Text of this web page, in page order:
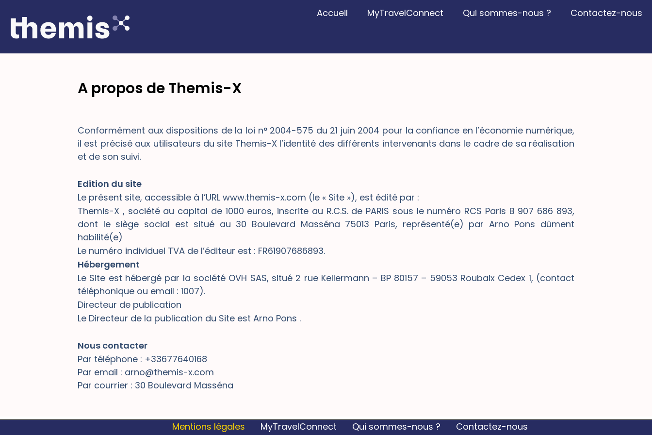
contenu
Accueil MyTravelConnect Qui sommes-nous ? Contactez-nous
A propos de Themis-X
Conformément aux dispositions de la loi n° 2004-575 du 21 juin 2004 pour la confiance en l’économie numérique,
il est précisé aux utilisateurs du site Themis-X l’identité des différents intervenants dans le cadre de sa réalisation
et de son suivi.
Edition du site
Le présent site, accessible à l’URL www.themis-x.com (le « Site »), est édité par :
Themis-X , société au capital de 1000 euros, inscrite au R.C.S. de PARIS sous le numéro RCS Paris B 907 686 893,
dont le siège social est situé au 30 Boulevard Masséna 75013 Paris, représenté(e) par Arno Pons dûment
habilité(e)
Le numéro individuel TVA de l’éditeur est : FR61907686893.
Hébergement
Le Site est hébergé par la société OVH SAS, situé 2 rue Kellermann – BP 80157 – 59053 Roubaix Cedex 1, (contact
téléphonique ou email : 1007).
Directeur de publication
Le Directeur de la publication du Site est Arno Pons .
Nous contacter
Par téléphone : +33677640168
Par email : arno@themis-x.com
Par courrier : 30 Boulevard Masséna
Mentions légales MyTravelConnect Qui sommes-nous ? Contactez-nous